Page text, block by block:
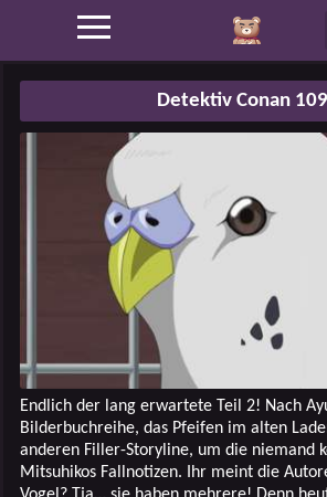
Detektiv Conan
Endlich der lang erwartete Teil 2! Nach
Bilderbuchreihe, das Pfeifen im alten
anderen Filler-Storyline, um die niemand
Mitsuhikos Fallnotizen. Ihr meint die